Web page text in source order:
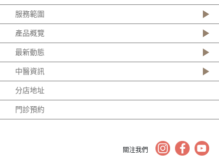
服務範圍
產品概覽
最新動態
中醫資訊
分店地址
門診預約
關注我們